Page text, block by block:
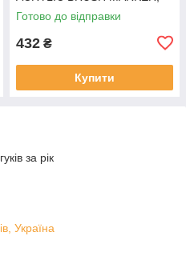
24 кольори, DMX-2025A-24
Готово до відправки
432 ₴
Купити
за рік
Україна